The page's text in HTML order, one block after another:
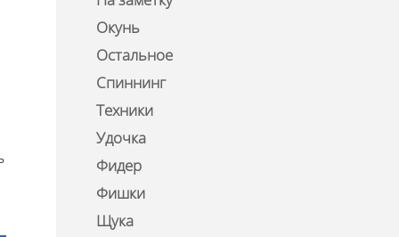
Окунь
Остальное
Спиннинг
Техники
Удочка
Фидер
Фишки
Щука